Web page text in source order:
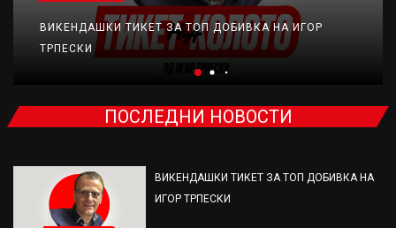
ВИКЕНДАШКИ ТИКЕТ ЗА ТОП ДОБИВКА НА ИГОР
ТРПЕСКИ
ПОСЛЕДНИ НОВОСТИ
ВИКЕНДАШКИ ТИКЕТ ЗА ТОП ДОБИВКА НА
ИГОР ТРПЕСКИ